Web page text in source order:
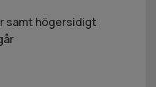
samt högersidigt